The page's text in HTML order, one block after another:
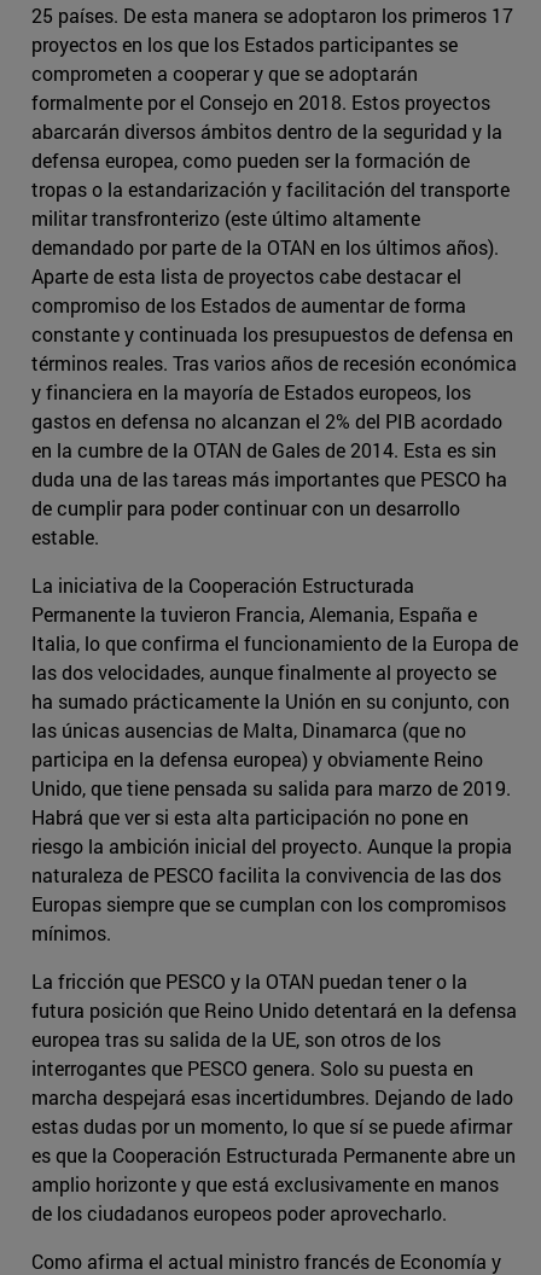
25 países. De esta manera se adoptaron los primeros 17
proyectos en los que los Estados participantes se
comprometen a cooperar y que se adoptarán
formalmente por el Consejo en 2018. Estos proyectos
abarcarán diversos ámbitos dentro de la seguridad y la
defensa europea, como pueden ser la formación de
tropas o la estandarización y facilitación del transporte
militar transfronterizo (este último altamente
demandado por parte de la OTAN en los últimos años).
Aparte de esta lista de proyectos cabe destacar el
compromiso de los Estados de aumentar de forma
constante y continuada los presupuestos de defensa en
términos reales. Tras varios años de recesión económica
y financiera en la mayoría de Estados europeos, los
gastos en defensa no alcanzan el 2% del PIB acordado
en la cumbre de la OTAN de Gales de 2014. Esta es sin
duda una de las tareas más importantes que PESCO ha
de cumplir para poder continuar con un desarrollo
estable.
La iniciativa de la Cooperación Estructurada
Permanente la tuvieron Francia, Alemania, España e
Italia, lo que confirma el funcionamiento de la Europa de
las dos velocidades, aunque finalmente al proyecto se
ha sumado prácticamente la Unión en su conjunto, con
las únicas ausencias de Malta, Dinamarca (que no
participa en la defensa europea) y obviamente Reino
Unido, que tiene pensada su salida para marzo de 2019.
Habrá que ver si esta alta participación no pone en
riesgo la ambición inicial del proyecto. Aunque la propia
naturaleza de PESCO facilita la convivencia de las dos
Europas siempre que se cumplan con los compromisos
mínimos.
La fricción que PESCO y la OTAN puedan tener o la
futura posición que Reino Unido detentará en la defensa
europea tras su salida de la UE, son otros de los
interrogantes que PESCO genera. Solo su puesta en
marcha despejará esas incertidumbres. Dejando de lado
estas dudas por un momento, lo que sí se puede afirmar
es que la Cooperación Estructurada Permanente abre un
amplio horizonte y que está exclusivamente en manos
de los ciudadanos europeos poder aprovecharlo.
Como afirma el actual ministro francés de Economía y